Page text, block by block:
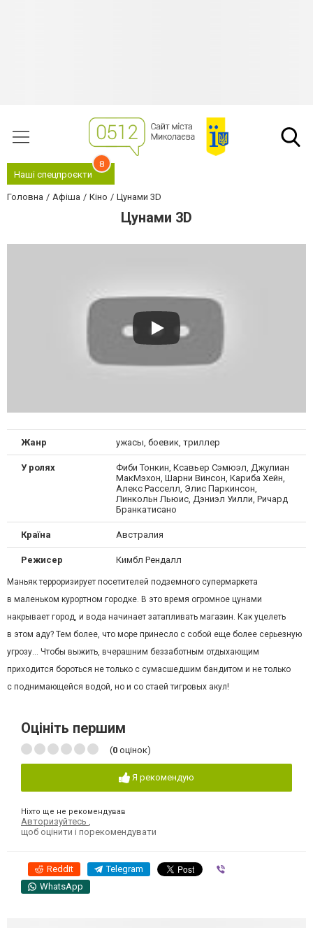
Наші спецпроєкти
8
Головна Афіша Кіно Цунами 3D
Цунами 3D
Жанр ужасы, боевик, триллер
У ролях
Фиби Тонкин, Ксавьер Сэмюэл, Джулиан
МакМэхон, Шарни Винсон, Кариба Хейн,
Алекс Расселл, Элис Паркинсон,
Линкольн Льюис, Дэниэл Уилли, Ричард
Бранкатисано
Країна Австралия
Режисер Кимбл Рендалл
Маньяк терроризирует посетителей подземного супермаркета
в маленьком курортном городке. В это время огромное цунами
накрывает город, и вода начинает затапливать магазин. Как уцелеть
в этом аду? Тем более, что море принесло с собой еще более серьезную
угрозу… Чтобы выжить, вчерашним беззаботным отдыхающим
приходится бороться не только с сумасшедшим бандитом и не только
с поднимающейся водой, но и со стаей тигровых акул!
Оцініть першим
(0 оцінок)
Я рекомендую
Ніхто ще не рекомендував
Авторизуйтесь ,
щоб оцінити і порекомендувати
Reddit Telegram
WhatsApp